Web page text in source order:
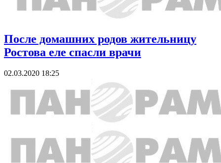
После домашних родов жительницу
Ростова еле спасли врачи
02.03.2020 18:25